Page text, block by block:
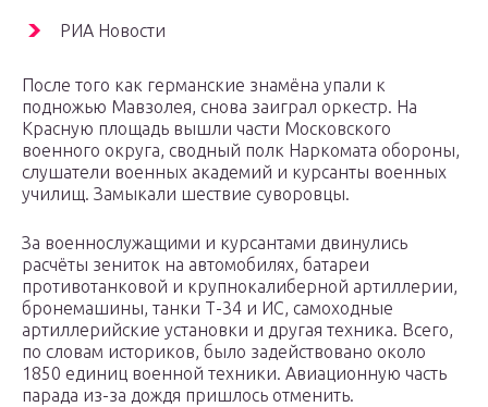
РИА Новости
После того как германские знамёна упали к
подножью Мавзолея, снова заиграл оркестр. На
Красную площадь вышли части Московского
военного округа, сводный полк Наркомата обороны,
слушатели военных академий и курсанты военных
училищ. Замыкали шествие суворовцы.
За военнослужащими и курсантами двинулись
расчёты зениток на автомобилях, батареи
противотанковой и крупнокалиберной артиллерии,
бронемашины, танки Т-34 и ИС, самоходные
артиллерийские установки и другая техника. Всего,
по словам историков, было задействовано около
1850 единиц военной техники. Авиационную часть
парада из-за дождя пришлось отменить.